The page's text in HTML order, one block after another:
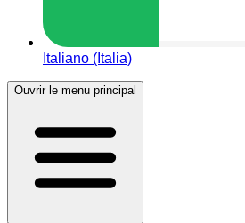
Italiano (Italia)
Ouvrir le menu principal